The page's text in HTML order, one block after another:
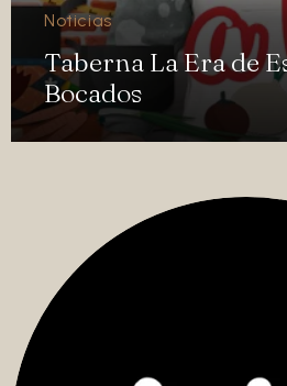
Noticias
Taberna La Era de
Bocados